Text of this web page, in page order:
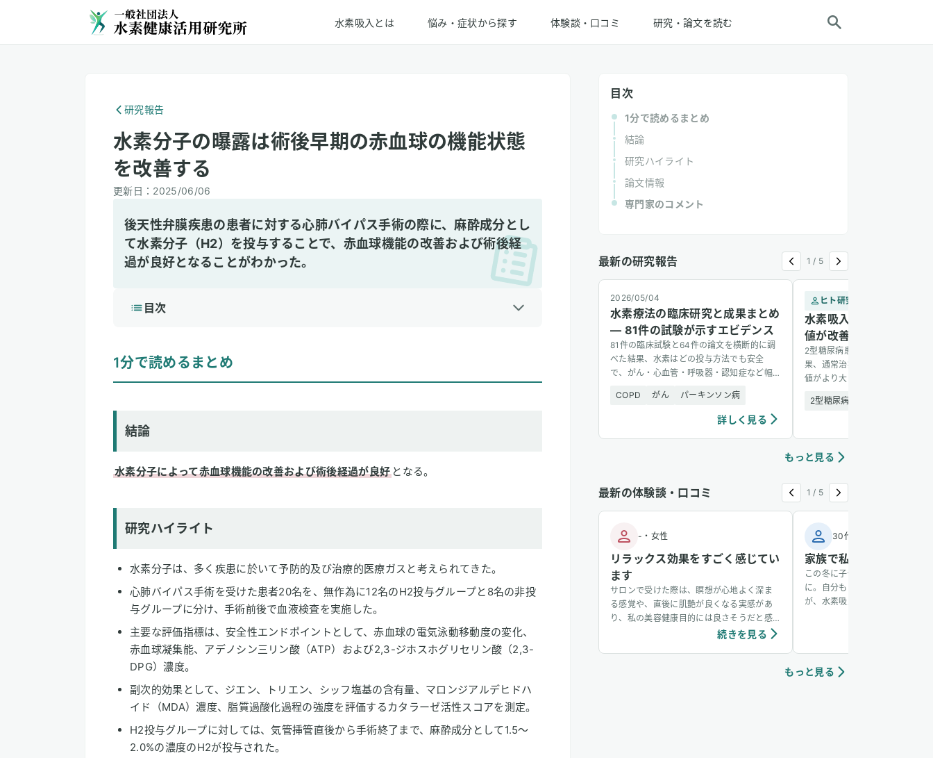
水素吸入とは 悩み・症状から探す 体験談・口コミ 研究・論文を読む
研究報告
水素分子の曝露は術後早期の赤血球の機能状態
を改善する
更新日： 2025/06/06
後天性弁膜疾患の患者に対する心肺バイパス手術の際に、麻酔成分とし
て水素分子（H2）を投与することで、赤血球機能の改善および術後経
過が良好となることがわかった。
目次
結論
研究ハイライト
2 専門家のコメント
1分で読めるまとめ
結論
水素分子によって赤血球機能の改善および術後経過が良好 となる。
研究ハイライト
水素分子は、多く疾患に於いて予防的及び治療的医療ガスと考えられてきた。
心肺バイパス手術を受けた患者20名を、無作為に12名のH2投与グループと8名の非投
与グループに分け、手術前後で血液検査を実施した。
主要な評価指標は、安全性エンドポイントとして、赤血球の電気泳動移動度の変化、
赤血球凝集能、アデノシン三リン酸（ATP）および2,3-ジホスホグリセリン酸（2,3-
DPG）濃度。
副次的効果として、ジエン、トリエン、シッフ塩基の含有量、マロンジアルデヒドハ
イド（MDA）濃度、脂質過酸化過程の強度を評価するカタラーゼ活性スコアを測定。
H2投与グループに対しては、気管挿管直後から手術終了まで、麻酔成分として1.5～
2.0%の濃度のH2が投与された。
目次
1分で読めるまとめ
結論
研究ハイライト
論文情報
専門家のコメント
最新の研究報告 1 / 5
2026/05/04
水素療法の臨床研究と成果まとめ
— 81件の試験が示すエビデンス
81件の臨床試験と64件の論文を横断的に調
べた結果、水素はどの投与方法でも安全
で、がん・心血管・呼吸器・認知症など幅
COPD
がん パーキンソン病
詳しく見る
ヒト研究
水素吸入で2型糖尿病患
値が改善 — 1,088名の
2型糖尿病患者1,088名を6か月追
果、通常治療に水素吸入を加え
値がより大きく改善し、副作用
2型糖尿病
もっと見る
最新の体験談・口コミ 1 / 5
- ・ 女性
リラックス効果をすごく感じてい
ます
サロンで受けた際は、瞑想が心地よく深ま
る感覚や、直後に肌艶が良くなる実感があ
り、私の美容健康目的には良さそうだと感
じています。個人の感想ではありますが、吸
続きを見る
30代
家族で私だけ風邪をひか
この冬に子供が風邪をひき、そ
に。自分もかかるかなと思って
が、水素吸入をしているおかげ
もっと見る